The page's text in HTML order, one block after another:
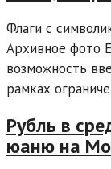
Флаги с
Архивное фото
возможность
рамках
Рубль в
юаню на